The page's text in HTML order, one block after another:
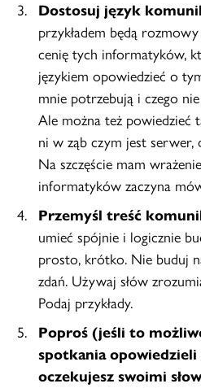
Dostosuj język
przykładem będą
cenię tych informatyków,
językiem opowiedzieć o
mnie potrzebują i czego
Ale można też powiedzieć
ni w ząb czym jest serwer,
Na szczęście mam
informatyków zaczyna
Przemyśl treść
umieć spójnie i logicznie
prosto, krótko. Nie buduj
zdań. Używaj słów
Podaj przykłady.
Poproś (jeśli to
spotkania
oczekujesz swoimi